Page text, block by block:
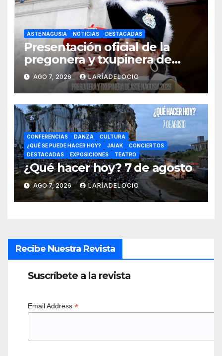
ASTE NAGUSIA NOTICIAS DESTACADAS
Presentación oficial de la
pregonera y txupinera de
Aste Nagusia 2026
AGO 7, 2026 LARÍADELOCIO
CONFERENCIAS DANZA
CULTURA
¿QUÉ SE PUEDE HACER HOY?
JAIAK
CONCIERTOS
DESTACADAS
EXPOSICIONES TEATRO
¿Qué hacer hoy? 7 de agosto
AGO 7, 2026 LARÍADELOCIO
Recibe Nuestra Revista
Suscríbete a la revista
Email Address *